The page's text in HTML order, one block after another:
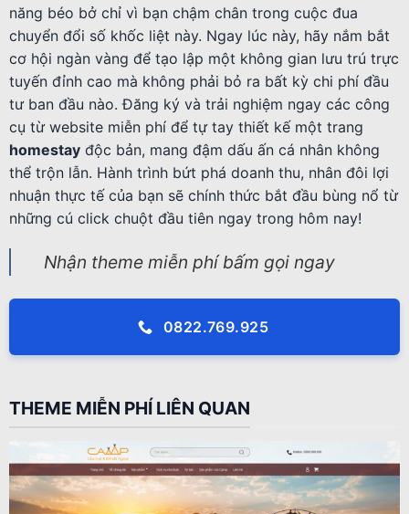
năng béo bở chỉ vì bạn chậm chân trong cuộc đua
chuyển đổi số khốc liệt này. Ngay lúc này, hãy nắm bắt
cơ hội ngàn vàng để tạo lập một không gian lưu trú trực
tuyến đỉnh cao mà không phải bỏ ra bất kỳ chi phí đầu
tư ban đầu nào. Đăng ký và trải nghiệm ngay các công
cụ từ website miễn phí để tự tay thiết kế một trang
homestay độc bản, mang đậm dấu ấn cá nhân không
thể trộn lẫn. Hành trình bứt phá doanh thu, nhân đôi lợi
nhuận thực tế của bạn sẽ chính thức bắt đầu bùng nổ từ
những cú click chuột đầu tiên ngay trong hôm nay!
Nhận theme miễn phí bấm gọi ngay
0822.769.925
THEME MIỄN PHÍ LIÊN QUAN